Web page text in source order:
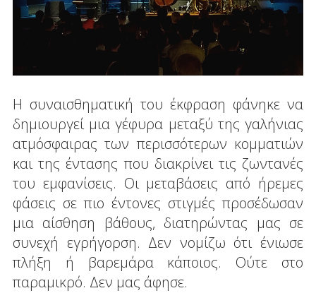
Η συναισθηματική του έκφραση φάνηκε να
δημιουργεί μια γέφυρα μεταξύ της γαλήνιας
ατμόσφαιρας των περισσότερων κομματιών
και της έντασης που διακρίνει τις ζωντανές
του εμφανίσεις. Οι μεταβάσεις από ήρεμες
φάσεις σε πιο έντονες στιγμές προσέδωσαν
μια αίσθηση βάθους, διατηρώντας μας σε
συνεχή εγρήγορση. Δεν νομίζω ότι ένιωσε
πλήξη ή βαρεμάρα κάποιος. Ούτε στο
παραμικρό. Δεν μας άφησε.